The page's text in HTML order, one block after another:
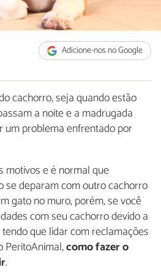
Adicione-nos no Google
cachorro, seja quando estão
a noite e a madrugada
um problema enfrentado por
motivos e é normal que
se deparam com outro cachorro
gato no muro, porém, se você
com seu cachorro devido a
que lidar com reclamações
PeritoAnimal,como fazer o
.